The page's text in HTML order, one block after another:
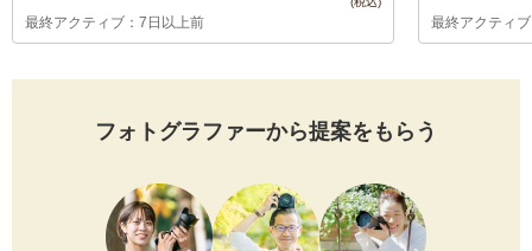
最終アクティブ：7日以上前 最終アクティ
フォトグラファーから提案をもらう